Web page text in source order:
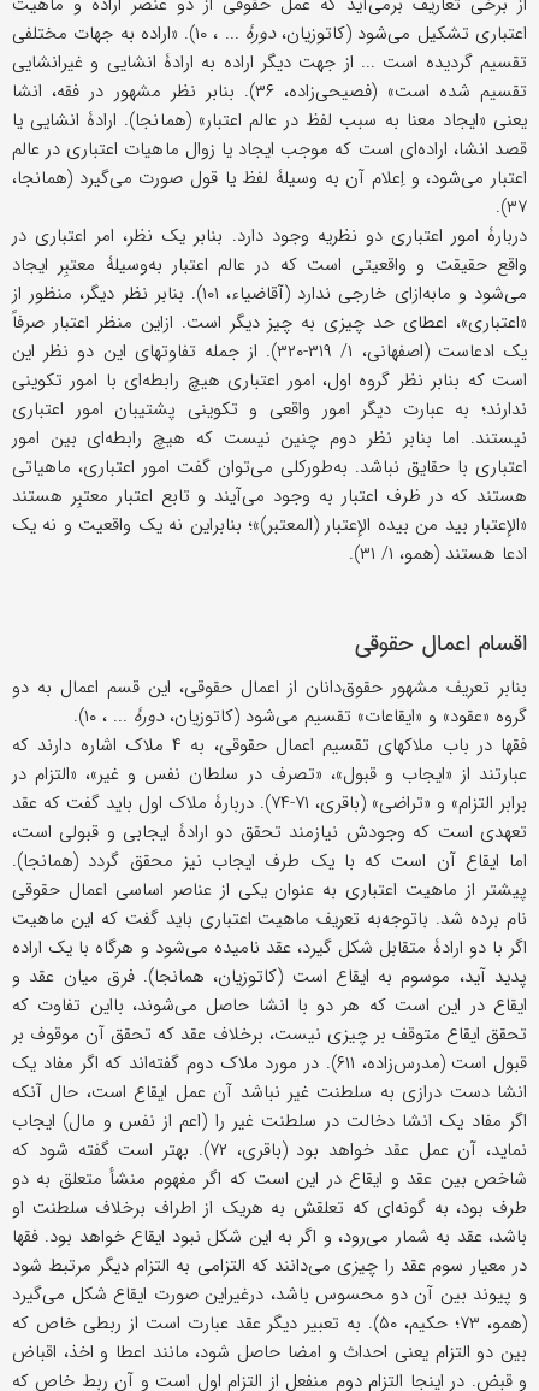
اعتباری تشکیل می‌شود (کاتوزیان،دورۀ
... ، ۱۰). «اراده به جهات مختلفی
تقسیم گردیده است ... از جهت دیگر اراده به ارادۀ انشایی و غیرانشایی
تقسیم شده است» (فصیحی‌زاده، ۳۶). بنابر نظر مشهور در فقه، انشا
یعنی «ایجاد معنا به سبب لفظ در عالم اعتبار» (همانجا). ارادۀ انشایی یا
قصد انشا، اراده‌ای است که موجب ایجاد یا زوال ماهیات اعتباری در عالم
اعتبار می‌شود، و اِعلام آن به وسیلۀ لفظ یا قول صورت می‌گیرد (همانجا،
۳۷).
دربارۀ امور اعتباری دو نظریه وجود دارد. بنابر یک نظر، امر اعتباری در
واقع حقیقت و واقعیتی است که در عالم اعتبار به‌وسیلۀ معتبِر ایجاد
می‌شود و مابه‌ازای خارجی ندارد (آقاضیاء، ۱۰۱). بنابر نظر دیگر، منظور از
«اعتباری»، اعطای حد چیزی به چیز دیگر است. ازاین منظر اعتبار صرفاً
یک ادعاست (اصفهانی، ۱/ ۳۱۹-۳۲۰). از جمله تفاوتهای این دو نظر این
است که بنابر نظر گروه اول، امور اعتباری هیچ رابطه‌ای با امور تکوینی
ندارند؛ به عبارت دیگر امور واقعی و تکوینی پشتیبان امور اعتباری
نیستند. اما بنابر نظر دوم چنین نیست که هیچ رابطه‌ای بین امور
اعتباری با حقایق نباشد. به‌طورکلی می‌توان گفت امور اعتباری، ماهیاتی
هستند که در ظرف اعتبار به وجود می‌آیند و تابع اعتبار معتبِر هستند
«الإعتبار بید من بیده الإعتبار (المعتبر)»؛ بنابراین نه یک واقعیت و نه یک
ادعا هستند (همو، ۱/ ۳۱).
اقسام اعمال حقوقی
بنابر تعریف مشهور حقوق‌دانان از اعمال حقوقی، این قسم اعمال به دو
گروه «عقود» و «ایقاعات» تقسیم می‌شود (کاتوزیان،دورۀ ... ، ۱۰).
فقها در باب ملاکهای تقسیم اعمال حقوقی، به ۴ ملاک اشاره دارند که
عبارتند از «ایجاب و قبول»، «تصرف در سلطان نفس و غیر»، «التزام در
برابر التزام» و «تراضی» (باقری، ۷۱-۷۴). دربارۀ ملاک اول باید گفت که عقد
تعهدی است که وجودش نیازمند تحقق دو ارادۀ ایجابی و قبولی است،
اما ایقاع آن است که با یک طرف ایجاب نیز محقق گردد (همانجا).
پیشتر از ماهیت اعتباری به عنوان یکی از عناصر اساسی اعمال حقوقی
نام برده شد. باتوجه‌به تعریف ماهیت اعتباری باید گفت که این ماهیت
اگر با دو ارادۀ متقابل شکل گیرد، عقد نامیده می‌شود و هرگاه با یک اراده
پدید آید، موسوم به ایقاع است (کاتوزیان، همانجا). فرق میان عقد و
ایقاع در این است که هر دو با انشا حاصل می‌شوند، بااین تفاوت که
تحقق ایقاع متوقف بر چیزی نیست، برخلاف عقد که تحقق آن موقوف بر
قبول است (مدرس‌زاده، ۶۱۱). در مورد ملاک دوم گفته‌اند که اگر مفاد یک
انشا دست درازی به سلطنت غیر نباشد آن عمل ایقاع است، حال آنکه
اگر مفاد یک انشا دخالت در سلطنت غیر را (اعم از نفس و مال) ایجاب
نماید، آن عمل عقد خواهد بود (باقری، ۷۲). بهتر است گفته شود که
شاخص بین عقد و ایقاع در این است که اگر مفهوم منشأ متعلق به دو
طرف بود، به گونه‌ای که تعلقش به هریک از اطراف برخلاف سلطنت او
باشد، عقد به شمار می‌رود، و اگر به این شکل نبود ایقاع خواهد بود. فقها
در معیار سوم عقد را چیزی می‌دانند که التزامی به التزام دیگر مرتبط شود
و پیوند بین آن دو محسوس باشد، درغیراین صورت ایقاع شکل می‌گیرد
(همو، ۷۳؛ حکیم، ۵۰). به تعبیر دیگر عقد عبارت است از ربطی خاص که
بین دو التزام یعنی احداث و امضا حاصل شود، مانند اعطا و اخذ، اقباض
و قبض. در اینجا التزام دوم منفعل از التزام اول است و آن ربط خاص که